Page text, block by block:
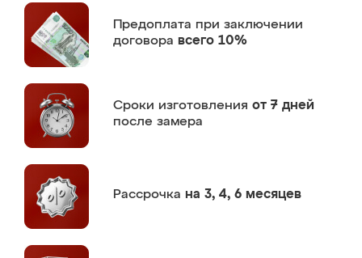
Предоплата при заключении
договора всего 10%
Сроки изготовления от 7 дней
после замера
Рассрочка на 3, 4, 6 месяцев